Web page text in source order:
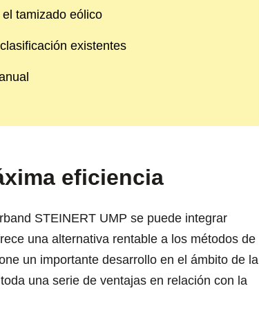
tamizado eólico
existentes
eficiencia
STEINERT UMP se puede integrar
una alternativa rentable a los métodos de
un importante desarrollo en el ámbito de la
una serie de ventajas en relación con la